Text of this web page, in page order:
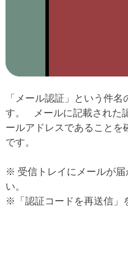
「メール認証」という件
す。 メールに記載された
ールアドレスであること
です。
※ 受信トレイにメールが
い。
※「認証コードを再送信」